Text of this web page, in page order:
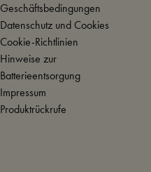
Geschäftsbedingungen
Datenschutz und Cookies
Cookie-Richtlinien
Hinweise zur
Batterieentsorgung
Impressum
Produktrückrufe